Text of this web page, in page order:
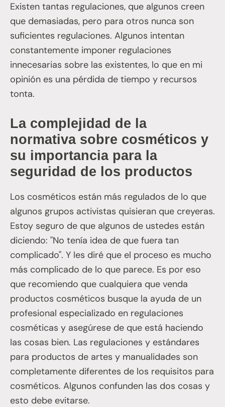
Existen tantas regulaciones, que algunos creen
que demasiadas, pero para otros nunca son
suficientes regulaciones. Algunos intentan
constantemente imponer regulaciones
innecesarias sobre las existentes, lo que en mi
opinión es una pérdida de tiempo y recursos
tonta.
La complejidad de la
normativa sobre cosméticos y
su importancia para la
seguridad de los productos
Los cosméticos están más regulados de lo que
algunos grupos activistas quisieran que creyeras.
Estoy seguro de que algunos de ustedes están
diciendo: "No tenía idea de que fuera tan
complicado". Y les diré que el proceso es mucho
más complicado de lo que parece. Es por eso
que recomiendo que cualquiera que venda
productos cosméticos busque la ayuda de un
profesional especializado en regulaciones
cosméticas y asegúrese de que está haciendo
las cosas bien. Las regulaciones y estándares
para productos de artes y manualidades son
completamente diferentes de los requisitos para
cosméticos. Algunos confunden las dos cosas y
esto debe evitarse.